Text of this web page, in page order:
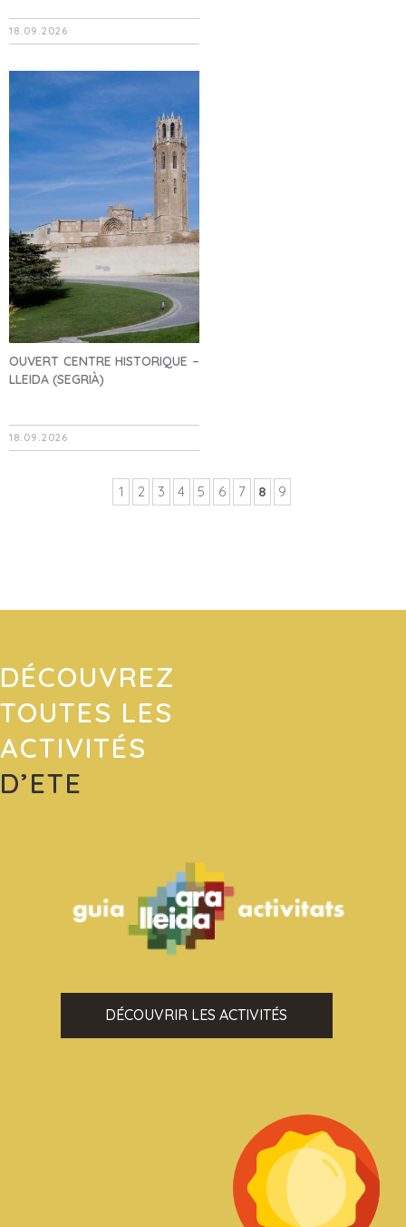
18.09.2026
OUVERT CENTRE HISTORIQUE –
LLEIDA (SEGRIÀ)
18.09.2026
1 2 3 4 5 6 7 8 9
DÉCOUVREZ
TOUTES LES
ACTIVITÉS
D’ETE
DÉCOUVRIR LES ACTIVITÉS